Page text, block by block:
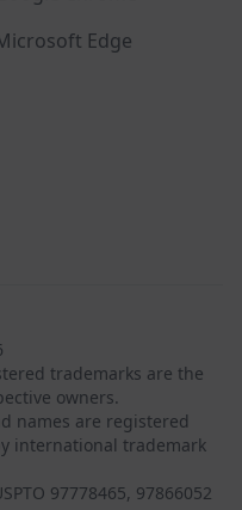
Edge
trademarks are the
owners.
names are registered
international trademark
97778465, 97866052